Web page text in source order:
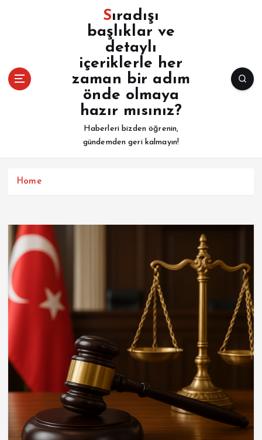
Sıradışı
başlıklar ve
detaylı
içeriklerle her
zaman bir adım
önde olmaya
hazır mısınız?
Haberleri bizden öğrenin,
gündemden geri kalmayın!
Home